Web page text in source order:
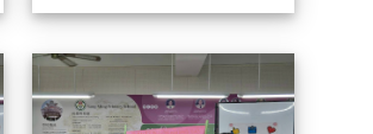
114自治市候選人政見發表會